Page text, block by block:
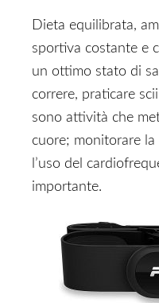
Dieta equilibrata,
sportiva costante e
un ottimo stato di
correre, praticare
sono attività che
cuore; monitorare
l’uso del
importante.